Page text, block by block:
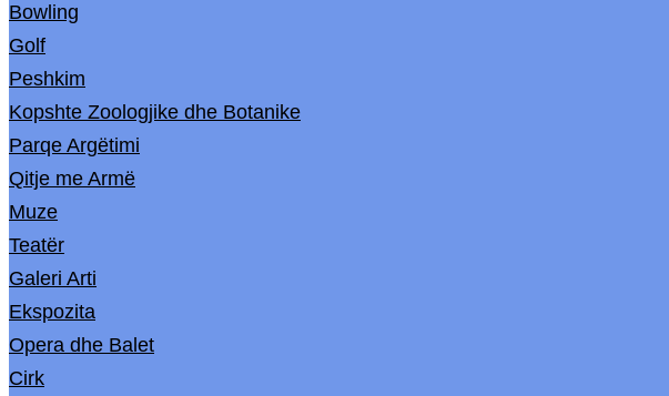
Bowling
Golf
Peshkim
Kopshte Zoologjike dhe Botanike
Parqe Argëtimi
Qitje me Armë
Muze
Teatër
Galeri Arti
Ekspozita
Opera dhe Balet
Cirk